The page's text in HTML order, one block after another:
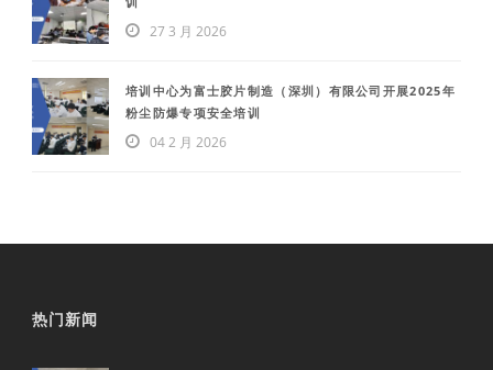
27 3 月 2026
培训中心为富士胶片制造（深圳）有限公司开展2025年
粉尘防爆专项安全培训
04 2 月 2026
热门新闻